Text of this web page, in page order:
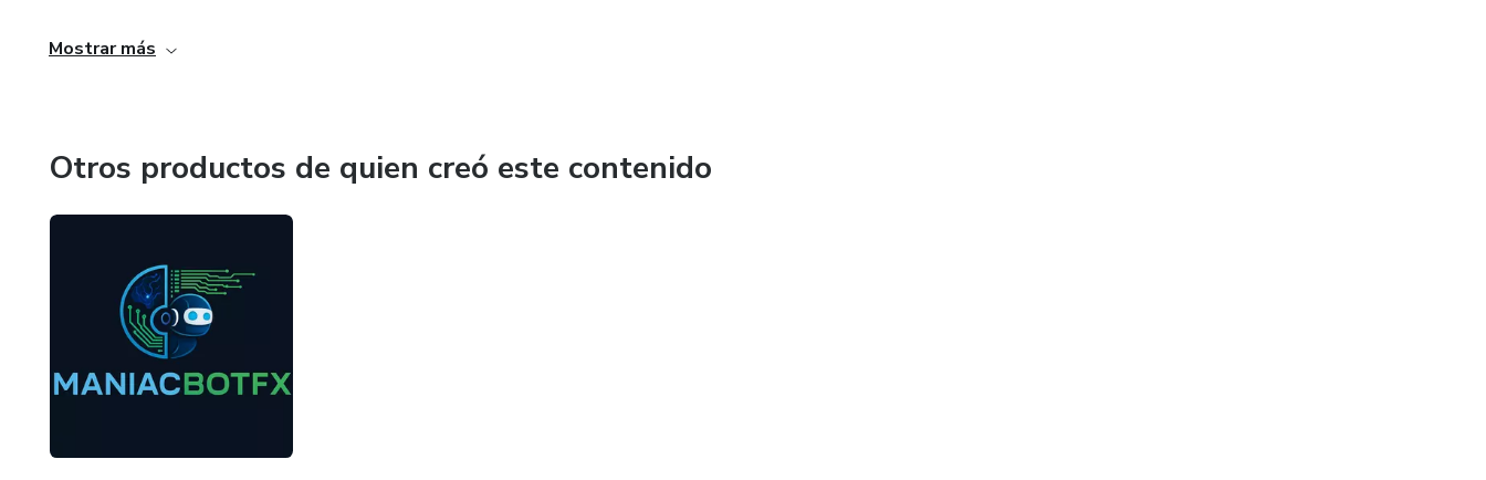
No esperes un minuto más para empezar a generar ganancias complementarias. 🎯
Recuerda: Este canal es un beneficio exclusivo para tu crecimiento. ¡Aprovéchalo al máximo! ⭐
Mostrar más
Otros productos de quien creó este contenido